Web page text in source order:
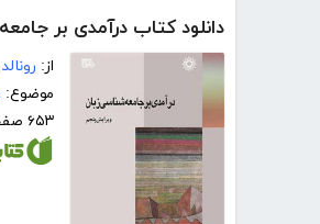
دانلود کتاب درآمدی بر
از:
موضوع:
۶۵۳ صفحه